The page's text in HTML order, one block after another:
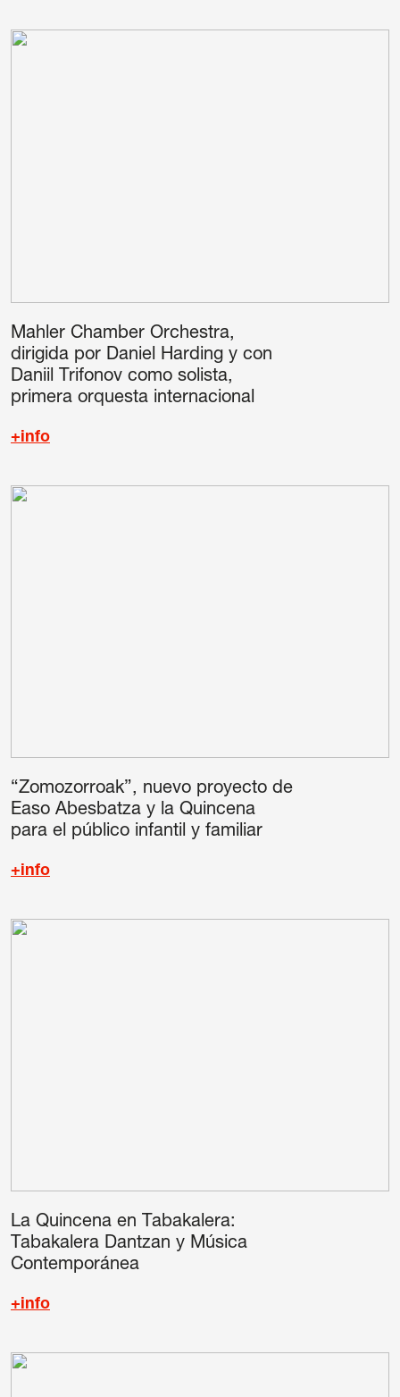
Mahler Chamber Orchestra,
dirigida por Daniel Harding y con
Daniil Trifonov como solista,
primera orquesta internacional
+info
“Zomozorroak”, nuevo proyecto de
Easo Abesbatza y la Quincena
para el público infantil y familiar
+info
La Quincena en Tabakalera:
Tabakalera Dantzan y Música
Contemporánea
+info